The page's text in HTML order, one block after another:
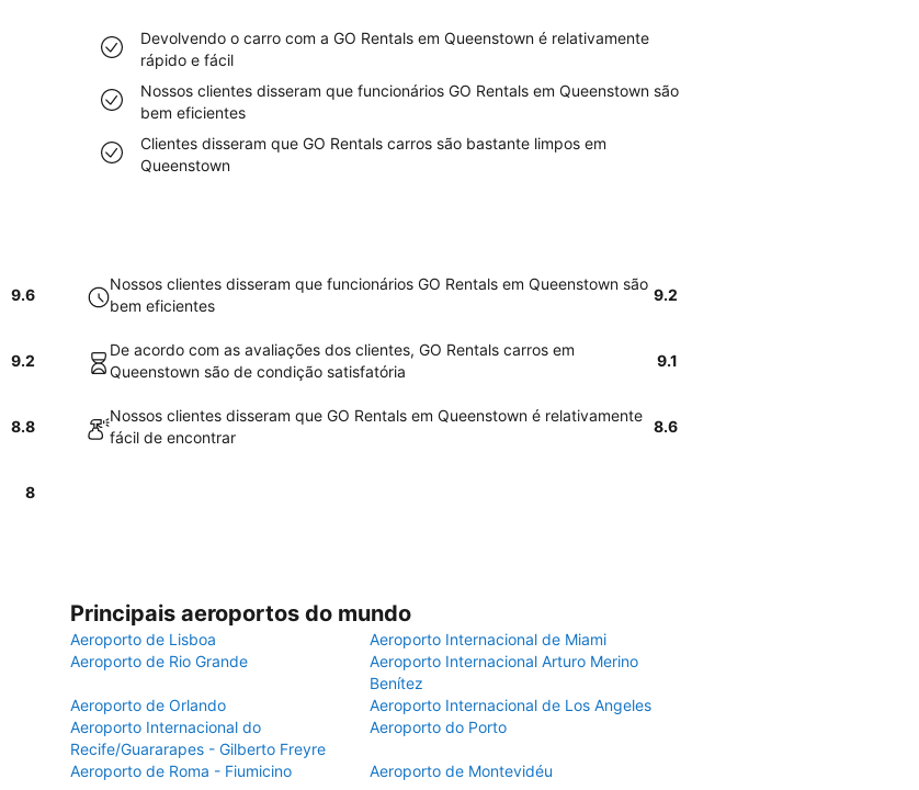
Devolvendo o carro com a GO Rentals em Queenstown é relativamente
rápido e fácil
Nossos clientes disseram que funcionários GO Rentals em Queenstown são
bem eficientes
Clientes disseram que GO Rentals carros são bastante limpos em
Queenstown
9.6
Nossos clientes disseram que funcionários GO Rentals em Queenstown são
bem eficientes
9.2
9.2
De acordo com as avaliações dos clientes, GO Rentals carros em
Queenstown são de condição satisfatória
9.1
8.8
Nossos clientes disseram que GO Rentals em Queenstown é relativamente
fácil de encontrar
8.6
8
Principais aeroportos do mundo
Aeroporto de Lisboa
Aeroporto Internacional de Miami
Aeroporto de Rio Grande
Aeroporto Internacional Arturo Merino
Benítez
Aeroporto de Orlando
Aeroporto Internacional de Los Angeles
Aeroporto Internacional do
Recife/Guararapes - Gilberto Freyre
Aeroporto do Porto
Aeroporto de Roma - Fiumicino Aeroporto de Montevidéu